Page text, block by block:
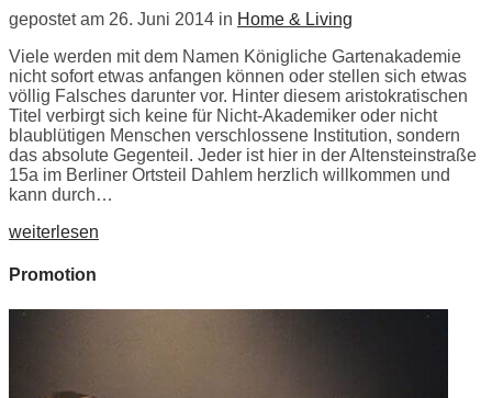
gepostet am 26. Juni 2014 in Home & Living
Viele werden mit dem Namen Königliche Gartenakademie
nicht sofort etwas anfangen können oder stellen sich etwas
völlig Falsches darunter vor. Hinter diesem aristokratischen
Titel verbirgt sich keine für Nicht-Akademiker oder nicht
blaublütigen Menschen verschlossene Institution, sondern
das absolute Gegenteil. Jeder ist hier in der Altensteinstraße
15a im Berliner Ortsteil Dahlem herzlich willkommen und
kann durch…
weiterlesen
Promotion